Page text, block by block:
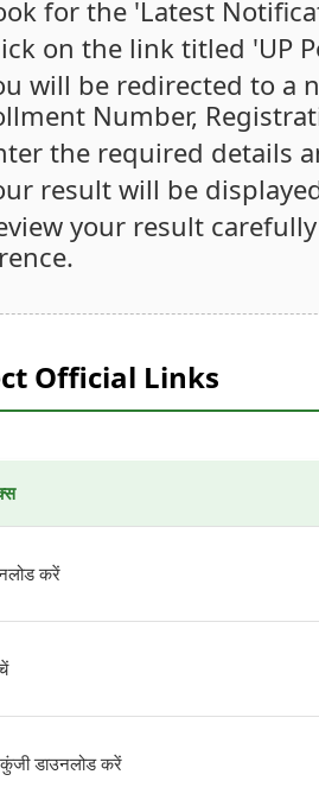
for the 'Latest
on the link titled 'UP
will be redirected to a
Number,
the required details
result will be
your result
Official Links
करें
डाउनलोड करें